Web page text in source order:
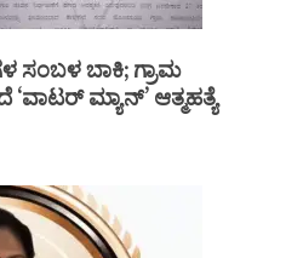
ಸಂಬಳ ಬಾಕಿ; ಗ್ರಾಮ
ಮ್ಯಾನ್’ ಆತ್ಮಹತ್ಯೆ